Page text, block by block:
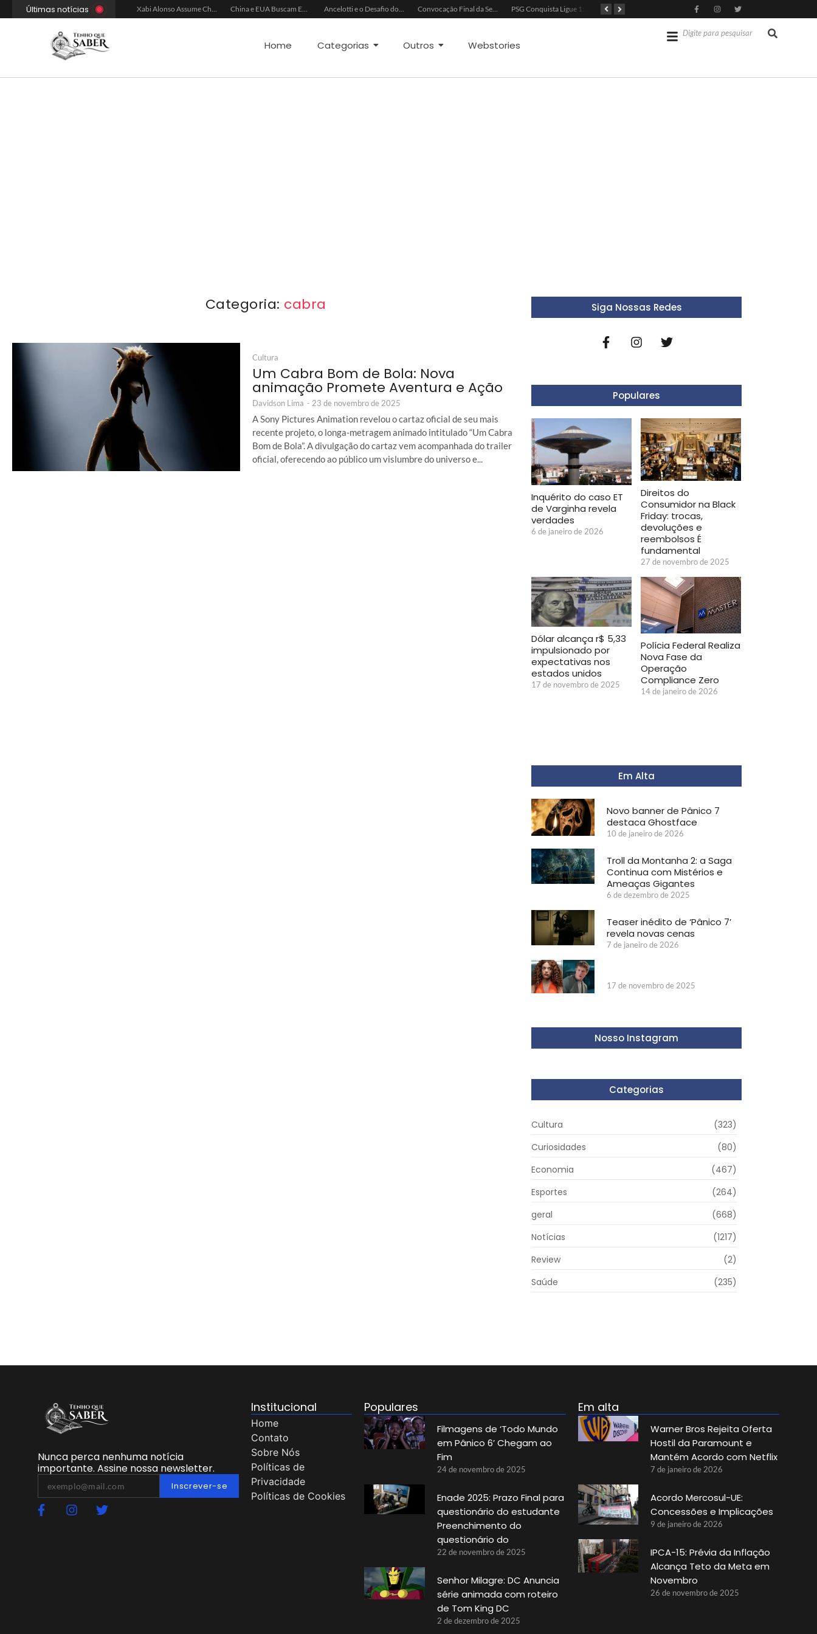
Últimas notícias Xabi Alonso Assume Chelsea: Nova Estratégia Gerencial e Contrato Até 2030 China e EUA Buscam Expansão do Comércio Agrícola Ancelotti e o Desafio dos Goleiros na Seleção Convocação Final da Seleção Brasileira para a Copa do Mundo 2026
Home Categorias Outros Webstories
Categoria: cabra
Cultura
Um Cabra Bom de Bola: Nova
animação Promete Aventura e Ação
Davidson Lima - 23 de novembro de 2025
A Sony Pictures Animation revelou o cartaz oficial de seu mais
recente projeto, o longa-metragem animado intitulado “Um Cabra
Bom de Bola”. A divulgação do cartaz vem acompanhada do trailer
oficial, oferecendo ao público um vislumbre do universo e...
Siga Nossas Redes
Populares
Inquérito do caso ET
de Varginha revela
verdades
6 de janeiro de 2026
Direitos do
Consumidor na Black
Friday: trocas,
devoluções e
reembolsos É
fundamental
27 de novembro de 2025
Dólar alcança r$ 5,33
impulsionado por
expectativas nos
estados unidos
17 de novembro de 2025
Polícia Federal Realiza
Nova Fase da
Operação
Compliance Zero
14 de janeiro de 2026
Em Alta
Novo banner de Pânico 7
destaca Ghostface
10 de janeiro de 2026
Troll da Montanha 2: a Saga
Continua com Mistérios e
Ameaças Gigantes
6 de dezembro de 2025
Teaser inédito de ‘Pânico 7’
revela novas cenas
7 de janeiro de 2026
17 de novembro de 2025
Nosso Instagram
Categorias
Cultura
(323)
Curiosidades
(80)
Economia
(467)
Esportes
(264)
geral
(668)
Notícias
(1217)
Review
(2)
Saúde
(235)
Nunca perca nenhuma notícia
importante. Assine nossa newsletter.
Inscrever-se
Institucional
Home
Contato
Sobre Nós
Políticas de
Privacidade
Políticas de Cookies
Populares
Filmagens de ‘Todo Mundo
em Pânico 6’ Chegam ao
Fim
24 de novembro de 2025
Enade 2025: Prazo Final para
questionário do estudante
Preenchimento do
questionário do
22 de novembro de 2025
Senhor Milagre: DC Anuncia
série animada com roteiro
de Tom King DC
2 de dezembro de 2025
Em alta
Warner Bros Rejeita Oferta
Hostil da Paramount e
Mantém Acordo com Netflix
7 de janeiro de 2026
Acordo Mercosul-UE:
Concessões e Implicações
9 de janeiro de 2026
IPCA-15: Prévia da Inflação
Alcança Teto da Meta em
Novembro
26 de novembro de 2025